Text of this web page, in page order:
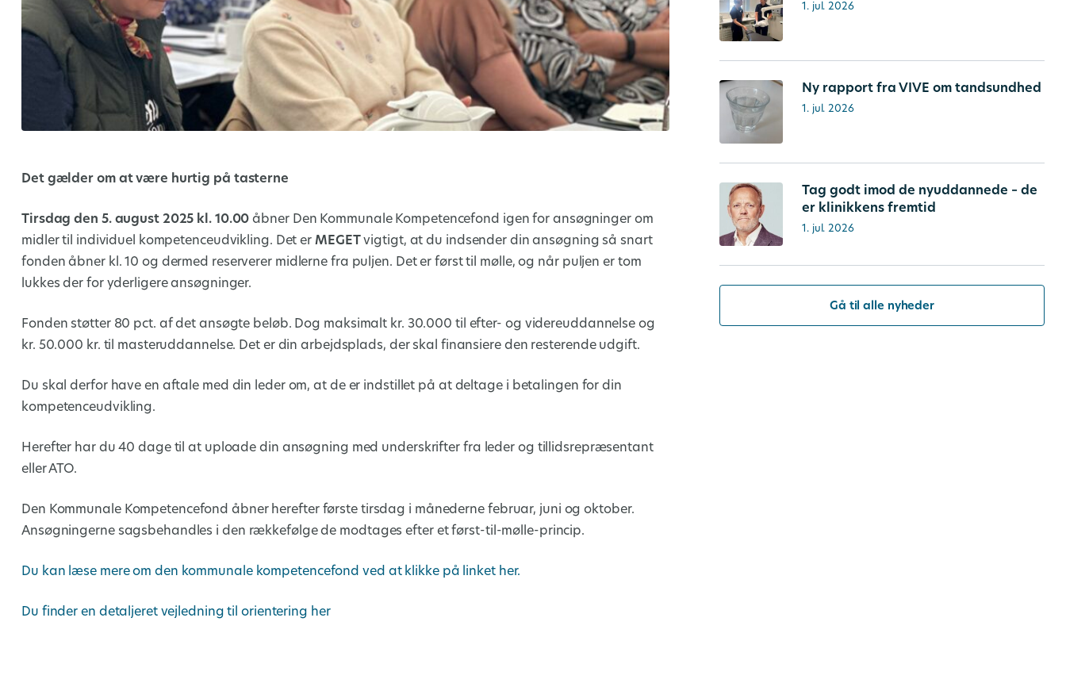
Det gælder om at være hurtig på tasterne
Tirsdag den 5. august 2025 kl. 10.00 åbner Den Kommunale Kompetencefond igen for ansøgninger om
midler til individuel kompetenceudvikling. Det er MEGET
vigtigt, at du indsender din ansøgning så snart
fonden åbner kl. 10 og dermed reserverer midlerne fra puljen. Det er først til mølle, og når puljen er tom
lukkes der for yderligere ansøgninger.
Fonden støtter 80 pct. af det ansøgte beløb. Dog maksimalt kr. 30.000 til efter- og videreuddannelse og
kr. 50.000 kr. til masteruddannelse. Det er din arbejdsplads, der skal finansiere den resterende udgift.
Du skal derfor have en aftale med din leder om, at de er indstillet på at deltage i betalingen for din
kompetenceudvikling.
Herefter har du 40 dage til at uploade din ansøgning med underskrifter fra leder og tillidsrepræsentant
eller ATO.
Den Kommunale Kompetencefond åbner herefter første tirsdag i månederne februar, juni og oktober.
Ansøgningerne sagsbehandles i den rækkefølge de modtages efter et først-til-mølle-princip.
Du kan læse mere om den kommunale kompetencefond ved at klikke på linket her.
Du finder en detaljeret vejledning til orientering her
1. jul. 2026
Ny rapport fra VIVE om tandsundhed
1. jul. 2026
Tag godt imod de nyuddannede – de
er klinikkens fremtid
1. jul. 2026
Gå til alle nyheder